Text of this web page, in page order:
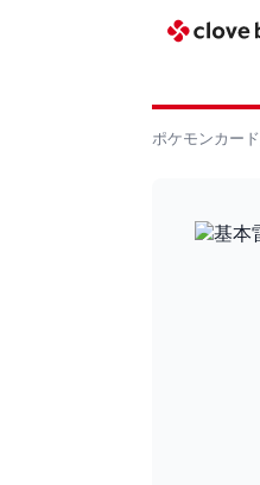
ポケモンカード